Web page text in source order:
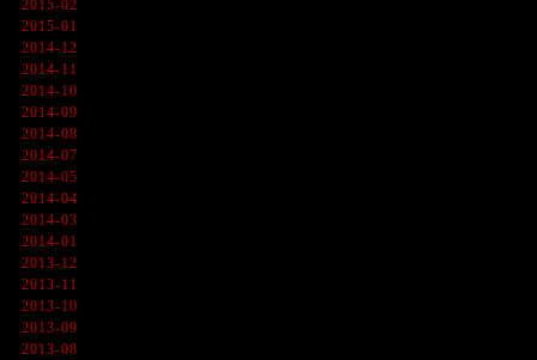
2015-02
2015-01
2014-12
2014-11
2014-10
2014-09
2014-08
2014-07
2014-05
2014-04
2014-03
2014-01
2013-12
2013-11
2013-10
2013-09
2013-08